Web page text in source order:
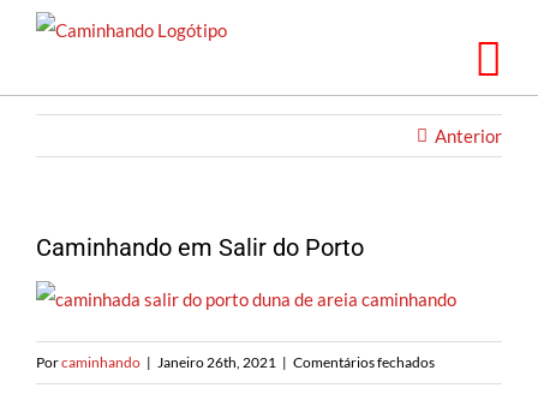
Saltar
Anterior
Caminhando em Salir do Porto
Porcaminhando | Janeiro 26th, 2021 | Comentários fechadosem
Caminhando